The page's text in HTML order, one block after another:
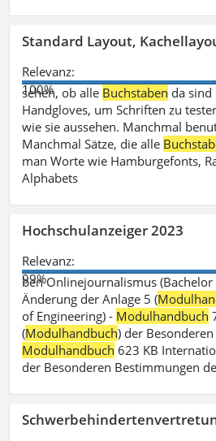
Standard Layout,
Relevanz:
100%
sehen, ob alle Buchstaben da
Handgloves, um Schriften zu
wie sie aussehen. Manchmal
Manchmal Sätze, die alle
man Worte wie Hamburgefonts,
Alphabets
Hochschulanzeiger 2023
Relevanz:
99%
ben Onlinejournalismus (Bachelor
Änderung der Anlage 5 (
of Engineering) - Modulhandbuch
(Modulhandbuch) der
Modulhandbuch 623 KB
der Besonderen Bestimmungen